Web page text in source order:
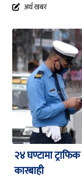
अर्थ खबर
२४ घण्टामा
कारबाही